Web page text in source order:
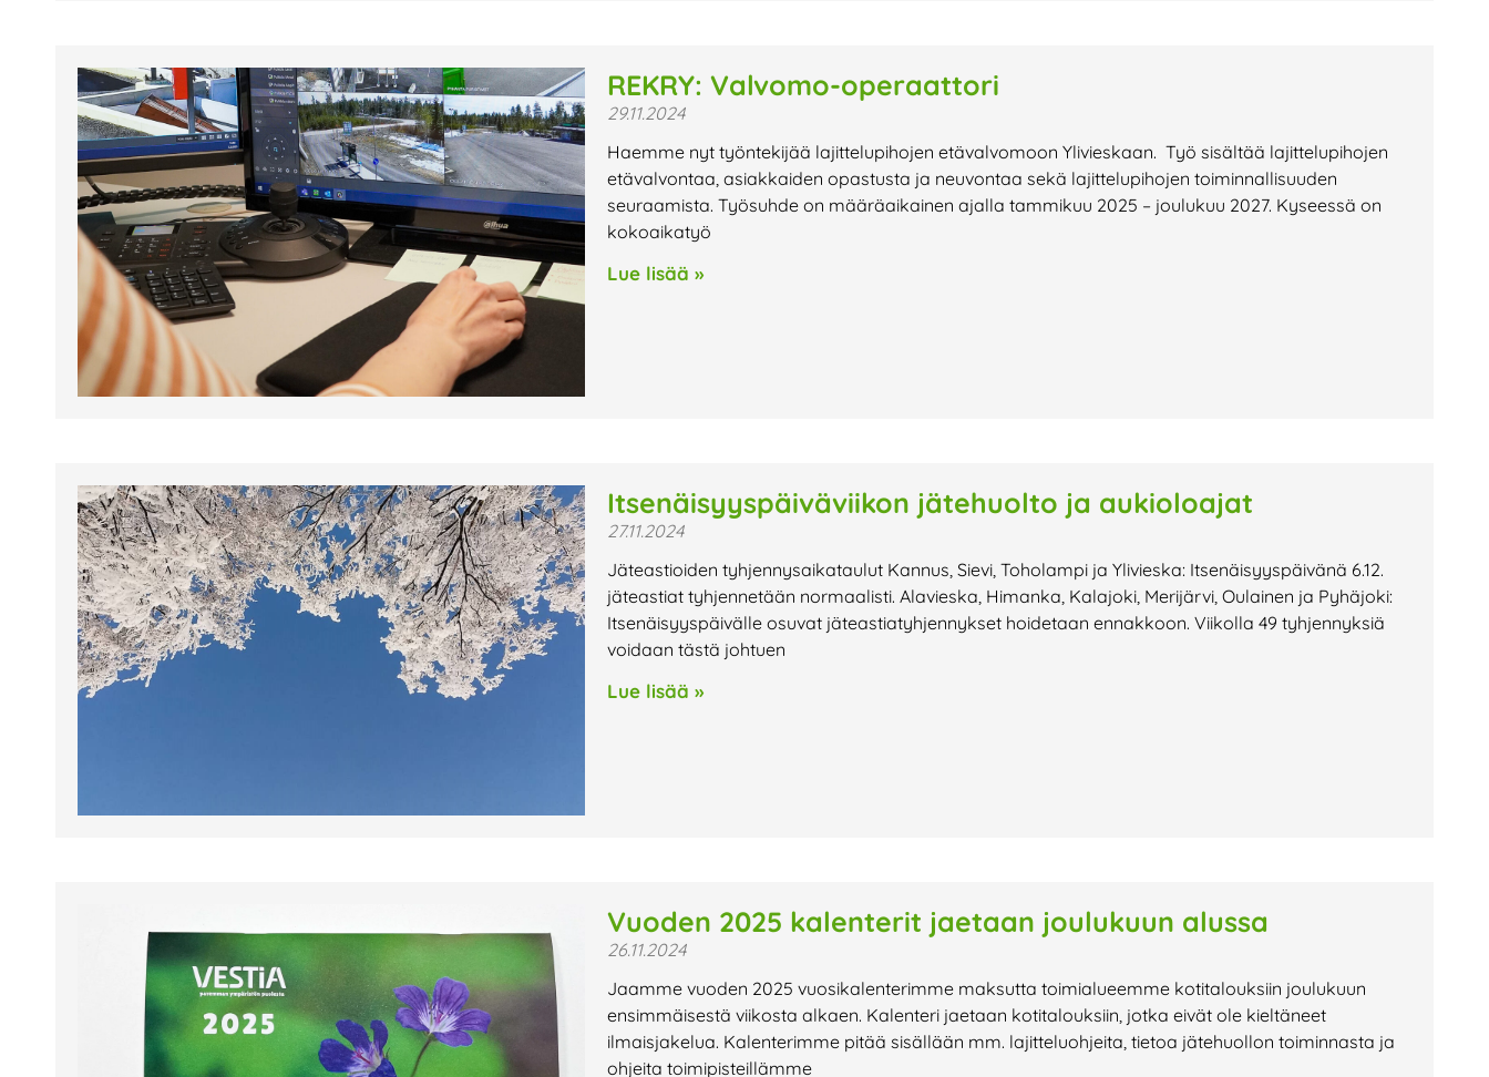
REKRY: Valvomo-operaattori
29.11.2024
Haemme nyt työntekijää lajittelupihojen etävalvomoon Ylivieskaan. Työ sisältää lajittelupihojen
etävalvontaa, asiakkaiden opastusta ja neuvontaa sekä lajittelupihojen toiminnallisuuden
seuraamista. Työsuhde on määräaikainen ajalla tammikuu 2025 – joulukuu 2027. Kyseessä on
kokoaikatyö
Lue lisää »
Itsenäisyyspäiväviikon jätehuolto ja aukioloajat
27.11.2024
Jäteastioiden tyhjennysaikataulut Kannus, Sievi, Toholampi ja Ylivieska: Itsenäisyyspäivänä 6.12.
jäteastiat tyhjennetään normaalisti. Alavieska, Himanka, Kalajoki, Merijärvi, Oulainen ja Pyhäjoki:
Itsenäisyyspäivälle osuvat jäteastiatyhjennykset hoidetaan ennakkoon. Viikolla 49 tyhjennyksiä
voidaan tästä johtuen
Lue lisää »
Vuoden 2025 kalenterit jaetaan joulukuun alussa
26.11.2024
Jaamme vuoden 2025 vuosikalenterimme maksutta toimialueemme kotitalouksiin joulukuun
ensimmäisestä viikosta alkaen. Kalenteri jaetaan kotitalouksiin, jotka eivät ole kieltäneet
ilmaisjakelua. Kalenterimme pitää sisällään mm. lajitteluohjeita, tietoa jätehuollon toiminnasta ja
ohjeita toimipisteillämme